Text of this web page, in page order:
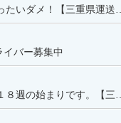
たいダメ！【三重県運送…
イバー募集中
週の始まりです。【三…